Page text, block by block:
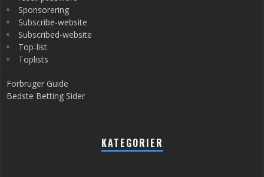
Sponsorering
Subscribe-website
Subscribed-website
Top-list
Toplists
Forbruger Guide
Bedste Betting Sider
KATEGORIER